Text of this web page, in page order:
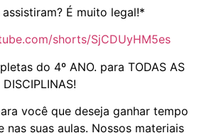
É muito legal!*
shorts/SjCDUyHM5es
do 4º ANO. para TODAS AS
DISCIPLINAS!
você que deseja ganhar tempo
nas suas aulas. Nossos materiais